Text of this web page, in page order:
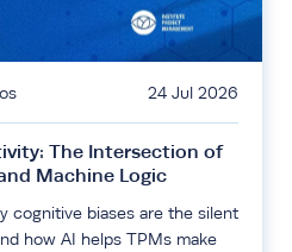
24 Jul 2026
The Intersection of
Machine Logic
cognitive biases are the silent
how AI helps TPMs make